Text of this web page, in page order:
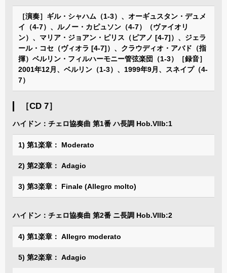
［演奏］ギル・シャハム（1-3）、オーギュスタン・デュメ
イ（4-7）、ルノー・カピュソン（4-7）（ヴァイオリ
ン）、マリア・ジョアン・ピリス（ピアノ [4-7]）、ジェラ
ール・コセ（ヴィオラ [4-7]）、クラウディオ・アバド（指
揮）ベルリン・フィルハーモニー管弦楽団（1-3）［録音］
2001年12月、ベルリン（1-3）、1999年9月、スネイプ（4-
7）
［CD 7］
ハイドン：チェロ協奏曲 第1番 ハ長調 Hob.VIIb:1
1) 第1楽章： Moderato
2) 第2楽章： Adagio
3) 第3楽章： Finale (Allegro molto)
ハイドン：チェロ協奏曲 第2番 ニ長調 Hob.VIIb:2
4) 第1楽章： Allegro moderato
5) 第2楽章： Adagio